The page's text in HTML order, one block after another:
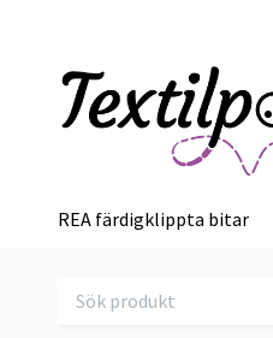
REA färdigklippta bitar